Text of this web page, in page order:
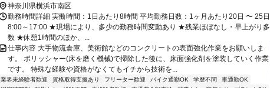
神奈川県横浜市南区
勤務時間詳細 実働時間：1日あたり8時間 平均勤務日数：1ヶ月あたり20日 〜 25日
8:00～17:00 ★現場により、多少の勤務時間変動あり ★残業ほぼなし・早上がり多
数 ★休憩1時間のほか、...
仕事内容 大手物流倉庫、美術館などのコンクリートの表面強化作業をお願いしま
す。 ポリッシャー(床を磨く機械)で掃除した後に、床面強化剤を塗装していく作業
です。 特殊な経験や資格がなくてもイチから技術を...
業界未経験者歓迎 資格取得支援あり フリーター歓迎 バイク通勤OK 学歴不問
車通勤OK